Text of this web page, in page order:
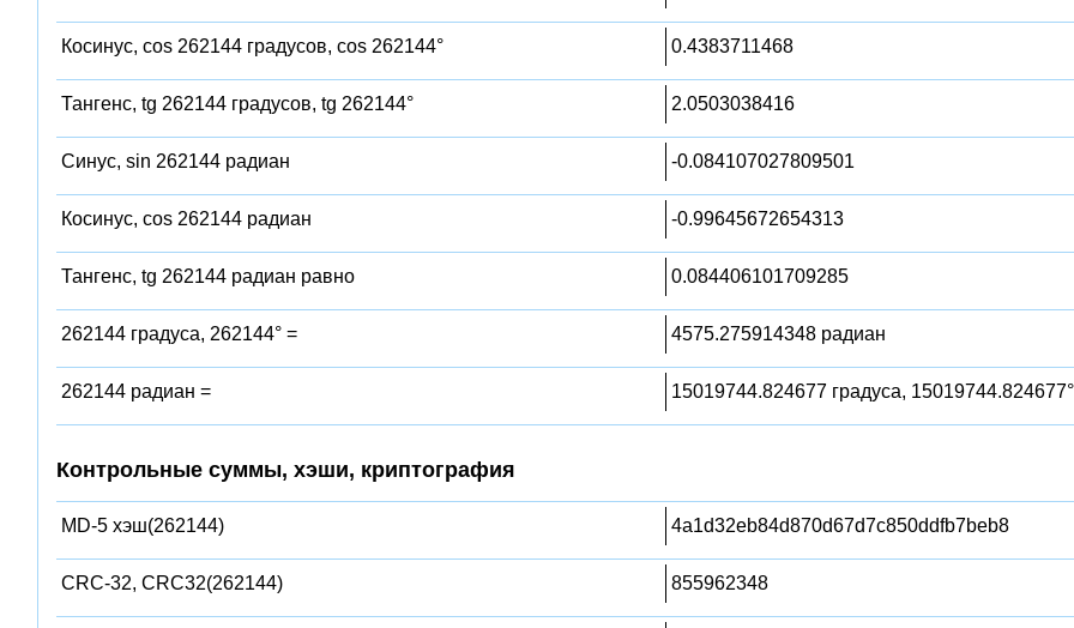
Косинус, cos 262144 градусов, cos 262144° 0.4383711468
Тангенс, tg 262144 градусов, tg 262144° 2.0503038416
Синус, sin 262144 радиан -0.084107027809501
Косинус, cos 262144 радиан -0.99645672654313
Тангенс, tg 262144 радиан равно 0.084406101709285
262144 градуса, 262144° = 4575.275914348 радиан
262144 радиан = 15019744.824677 градуса, 15019744.824677°
Контрольные суммы, хэши, криптография
MD-5 хэш(262144) 4a1d32eb84d870d67d7c850ddfb7beb8
CRC-32, CRC32(262144) 855962348